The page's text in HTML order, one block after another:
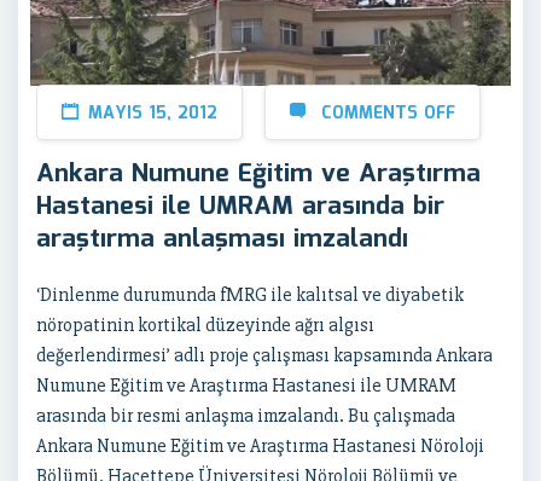
MAYIS 15, 2012 COMMENTS OFF
Ankara Numune Eğitim ve Araştırma
Hastanesi ile UMRAM arasında bir
araştırma anlaşması imzalandı
‘Dinlenme durumunda fMRG ile kalıtsal ve diyabetik
nöropatinin kortikal düzeyinde ağrı algısı
değerlendirmesi’ adlı proje çalışması kapsamında Ankara
Numune Eğitim ve Araştırma Hastanesi ile UMRAM
arasında bir resmi anlaşma imzalandı. Bu çalışmada
Ankara Numune Eğitim ve Araştırma Hastanesi Nöroloji